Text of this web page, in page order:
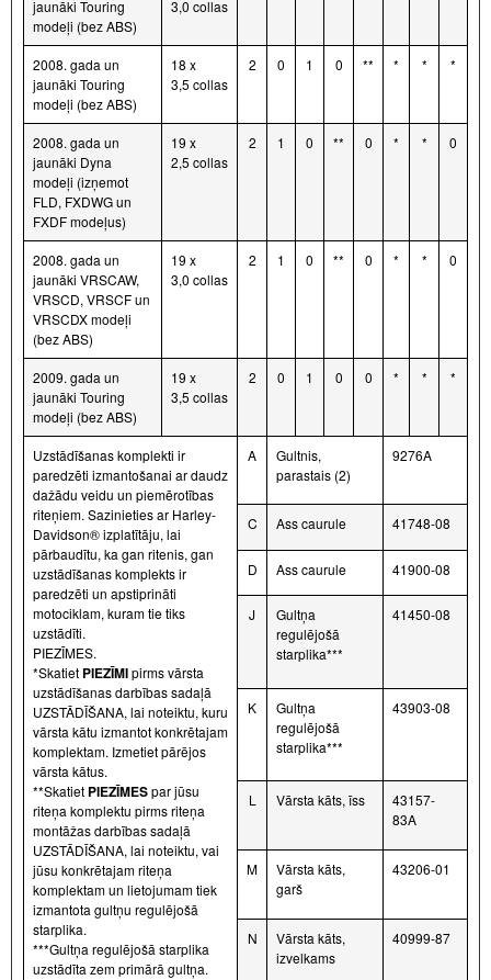
jaunāki Touring
modeļi (bez ABS)
3,0 collas
2008. gada un
jaunāki Touring
modeļi (bez ABS)
18 x
3,5 collas
2 0 1 0 ** * * *
2008. gada un
jaunāki Dyna
modeļi (izņemot
FLD, FXDWG un
FXDF modeļus)
19 x
2,5 collas
2 1 0 ** 0 * * 0
2008. gada un
jaunāki VRSCAW,
VRSCD, VRSCF un
VRSCDX modeļi
(bez ABS)
19 x
3,0 collas
2 1 0 ** 0 * * 0
2009. gada un
jaunāki Touring
modeļi (bez ABS)
19 x
3,5 collas
2 0 1 0 0 * * *
Uzstādīšanas komplekti ir
paredzēti izmantošanai ar daudz
dažādu veidu un piemērotības
riteņiem. Sazinieties ar Harley-
Davidson® izplatītāju, lai
pārbaudītu, ka gan ritenis, gan
uzstādīšanas komplekts ir
paredzēti un apstiprināti
motociklam, kuram tie tiks
uzstādīti.
PIEZĪMES.
*Skatiet PIEZĪMIpirms vārsta
uzstādīšanas darbības sadaļā
UZSTĀDĪŠANA, lai noteiktu, kuru
vārsta kātu izmantot konkrētajam
komplektam. Izmetiet pārējos
vārsta kātus.
**Skatiet PIEZĪMESpar jūsu
riteņa komplektu pirms riteņa
montāžas darbības sadaļā
UZSTĀDĪŠANA, lai noteiktu, vai
jūsu konkrētajam riteņa
komplektam un lietojumam tiek
izmantota gultņu regulējošā
starplika.
***Gultņa regulējošā starplika
uzstādīta zem primārā gultņa.
A
Gultnis,
parastais (2)
9276A
C Ass caurule 41748-08
D Ass caurule 41900-08
J
Gultņa
regulējošā
starplika***
41450-08
K
Gultņa
regulējošā
starplika***
43903-08
L Vārsta kāts, īss
43157-
83A
M
Vārsta kāts,
garš
43206-01
N
Vārsta kāts,
izvelkams
40999-87